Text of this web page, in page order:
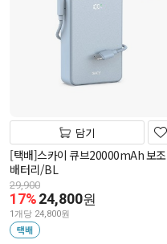
담기
[택배]스카이 큐브20000mAh 보조
배터리/BL
29,900
17%24,800원
1개당 24,800원
택배